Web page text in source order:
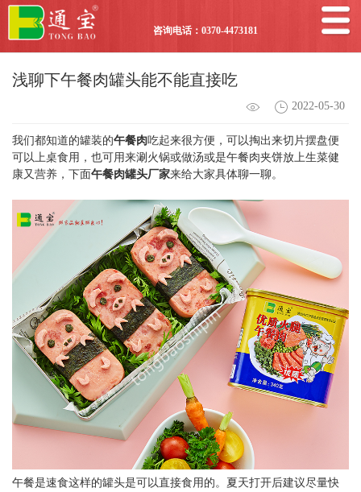
咨询电话：0370-4473181
浅聊下午餐肉罐头能不能直接吃
2022-05-30
我们都知道的罐装的午餐肉吃起来很方便，可以掏出来切片摆盘便
可以上桌食用，也可用来涮火锅或做汤或是午餐肉夹饼放上生菜健
康又营养，下面午餐肉罐头厂家来给大家具体聊一聊。
午餐是速食这样的罐头是可以直接食用的。夏天打开后建议尽量快